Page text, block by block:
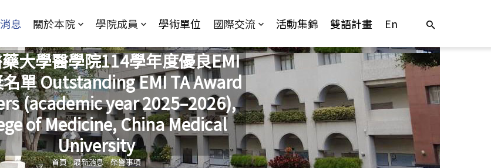
息 關於本院 學院成員 學術單位 國際交流 活動集錦 雙語計畫 En
大學醫學院114學年度優良EMI
單 Outstanding EMI TA Award
(academic year 2025–2026),
of Medicine, China Medical
University
您在這裡
首頁-最新消息-榮譽事項